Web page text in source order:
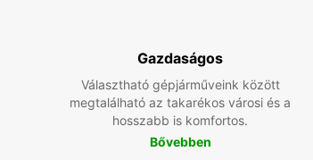
Gazdaságos
Választható gépjárműveink között
megtalálható az takarékos városi és a
hosszabb is komfortos.
Bővebben